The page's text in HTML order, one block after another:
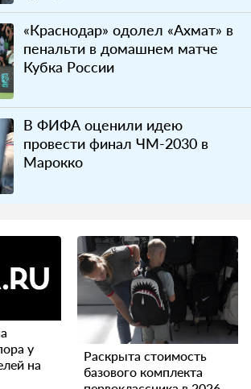
«Краснодар» одолел «Ахмат» в
пенальти в домашнем матче
Кубка России
В ФИФА оценили идею
провести финал ЧМ-2030 в
Марокко
у
на
Раскрыта стоимость
базового комплекта